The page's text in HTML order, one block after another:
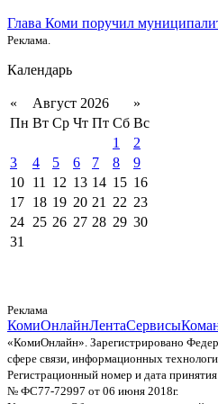
Глава Коми поручил
Реклама.
Календарь
« Август 2026
»
Пн Вт Ср Чт Пт Сб Вс
1
2
3
4 5 6 7 8
9
10 11 12 13 14 15 16
17 18 19 20 21 22 23
24 25 26 27 28 29 30
31
Реклама
КомиОнлайнЛентаСервисы
«КомиОнлайн». Зарегистрировано
сфере связи, информационных
Регистрационный номер и дата
№ ФС77-72997 от 06 июня 2018г.